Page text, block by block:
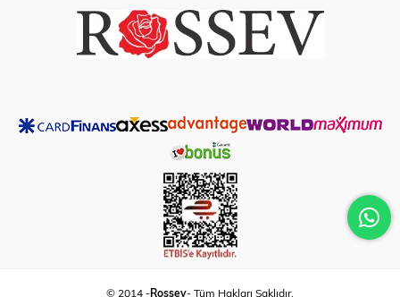
© 2014 -Rossev- Tüm Hakları Saklıdır.